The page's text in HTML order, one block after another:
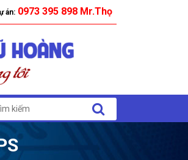
án: 0973 395 898 Mr.Thọ